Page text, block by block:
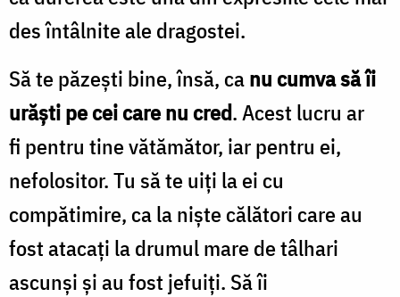
Nechifor
des întâlnite ale dragostei.
Să te păzeşti bine, însă, canu cumva să îi
urăşti pe cei care nu cred. Acest lucru ar
fi pentru tine vătămător, iar pentru ei,
nefolositor. Tu să te uiţi la ei cu
compătimire, ca la nişte călători care au
fost atacaţi la drumul mare de tâlhari
ascunşi şi au fost jefuiţi. Să îi